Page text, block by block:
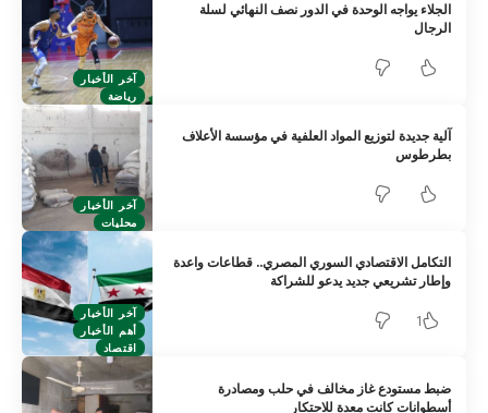
آخر الأخبار
رياضة
الجلاء يواجه الوحدة في الدور نصف النهائي لسلة
الرجال
آخر الأخبار
محليات
آلية جديدة لتوزيع المواد العلفية في مؤسسة الأعلاف
بطرطوس
آخر الأخبار
أهم الأخبار
اقتصاد
التكامل الاقتصادي السوري المصري.. قطاعات واعدة
وإطار تشريعي جديد يدعو للشراكة
1
ضبط مستودع غاز مخالف في حلب ومصادرة
أسطوانات كانت معدة للاحتكار